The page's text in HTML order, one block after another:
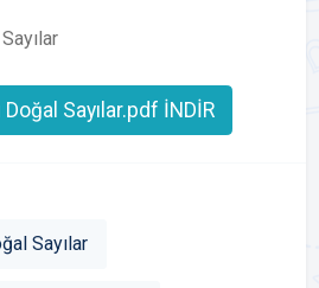
Sayılar.pdf İNDİR
Sayılar